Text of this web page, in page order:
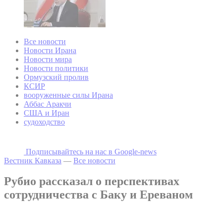
Все новости
Новости Ирана
Новости мира
Новости политики
Ормузский пролив
КСИР
вооруженные силы Ирана
Аббас Аракчи
США и Иран
судоходство
Подписывайтесь на наc в Google-news
Вестник Кавказа — Все новости
Рубио рассказал о перспективах
сотрудничества с Баку и Ереваном